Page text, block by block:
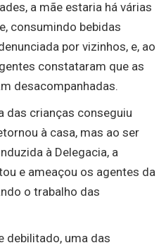
a mãe estaria há várias
consumindo bebidas
por vizinhos, e, ao
constataram que as
desacompanhadas.
das crianças conseguiu
à casa, mas ao ser
à Delegacia, a
e ameaçou os agentes da
o trabalho das
debilitado, uma das